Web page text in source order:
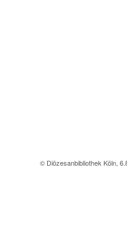
© Diözesanbibliothek Köln,